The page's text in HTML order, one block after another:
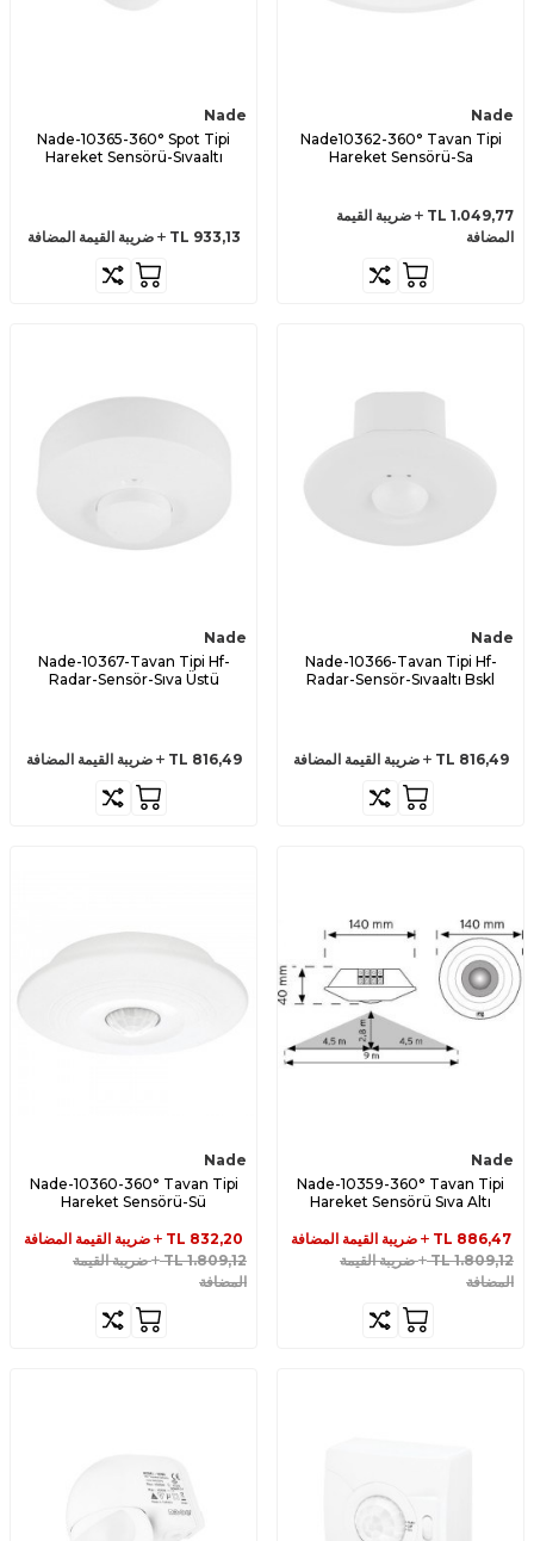
Nade
Nade10362-360° Tavan Tipi
Hareket Sensörü-Sa
1.049,77
ضريبة القيمة
المضافة
Nade
Nade-10365-360° Spot Tipi
Hareket Sensörü-Sıvaaltı
933,13 ضريبة القيمة المضافة
Nade
Nade-10366-Tavan Tipi Hf-
Radar-Sensör-Sıvaaltı Bskl
816,49 ضريبة القيمة المضافة
Nade
Nade-10367-Tavan Tipi Hf-
Radar-Sensör-Sıva Üstü
816,49 ضريبة القيمة المضافة
Nade
Nade-10359-360° Tavan Tipi
Hareket Sensörü Sıva Altı
1.809,12
TL
ضريبة القيمة
المضافة
886,47 ضريبة القيمة المضافة
Nade
Nade-10360-360° Tavan Tipi
Hareket Sensörü-Sü
1.809,12
TL
ضريبة القيمة
المضافة
832,20 ضريبة القيمة المضافة